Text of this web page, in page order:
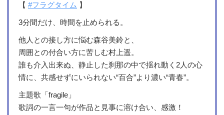
【 #フラグタイム 】
3分間だけ、時間を止められる。
他人との接し方に悩む森谷美鈴と、
周囲との付合い方に苦しむ村上遥。
誰も介入出来ぬ、静止した刹那の中で揺れ動く2人の心
情に、共感せずにいられない“百合”より濃い“青春”。
主題歌「fragile」
歌詞の一言一句が作品と見事に溶け合い、感激！